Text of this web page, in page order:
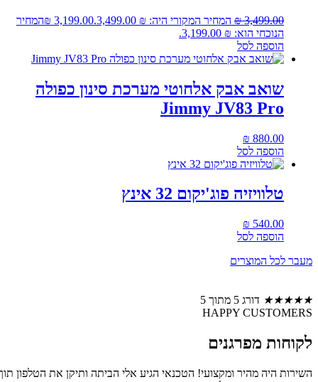
₪3,499.00 המחיר המקורי היה: ₪ 3,499.00. ₪3,199.00 המחיר
הנוכחי הוא: ₪ 3,199.00.
הוספה לסל
שואב אבק אלחוטי מערכת סינון כפולה
Jimmy JV83 Pro
₪880.00
הוספה לסל
טלוויזיה פוג'יקום 32 אינץ
₪540.00
הוספה לסל
מעבר לכל המוצרים
★
★
★
★
★ דורג 5 מתוך 5
HAPPY CUSTOMERS
לקוחות מפרגנים
השירות היה מהיר ומקצועי! הטכנאי הגיע אלי הביתה ותיקן את הטלפון תוך